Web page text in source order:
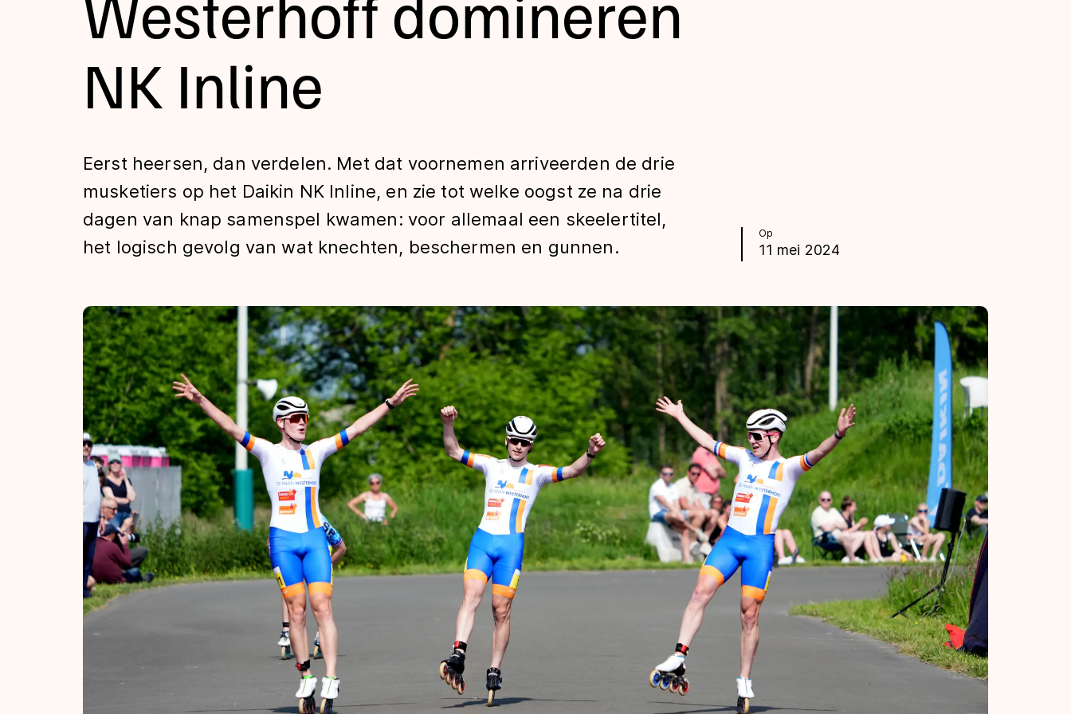
Tijden & historie
De weg op
Schaatsfans
Olympische Spelen
Op
11 mei 2024
NK Inline
Eerst heersen, dan verdelen. Met dat voornemen arriveerden de drie
musketiers op het Daikin NK Inline, en zie tot welke oogst ze na drie
dagen van knap samenspel kwamen: voor allemaal een skeelertitel,
het logisch gevolg van wat knechten, beschermen en gunnen.